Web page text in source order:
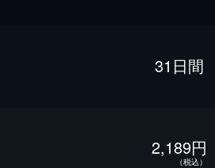
31日間
2,189円
（税込）